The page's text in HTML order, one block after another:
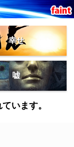
幸せ
嘘
います。